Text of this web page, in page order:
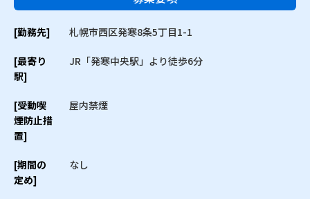
[勤務先] 札幌市西区発寒8条5丁目1-1
[最寄り
駅]
JR「発寒中央駅」より徒歩6分
[受動喫
煙防止措
置]
屋内禁煙
[期間の
定め]
なし